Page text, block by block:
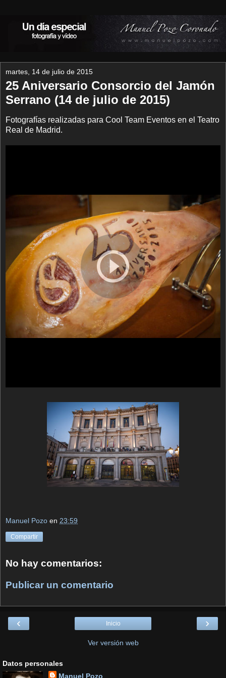
martes, 14 de julio de 2015
25 Aniversario Consorcio del Jamón
Serrano (14 de julio de 2015)
Fotografías realizadas para Cool Team Eventos en el Teatro
Real de Madrid.
Manuel Pozo en 23:59
Compartir
No hay comentarios:
Publicar un comentario
‹ ›
Inicio
Ver versión web
Datos personales
Manuel Pozo